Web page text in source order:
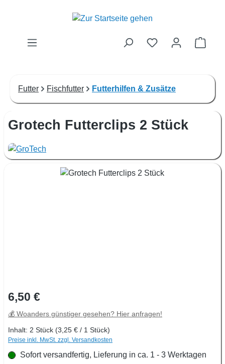
Zum Hauptinhalt springen
Futter Fischfutter Futterhilfen & Zusätze
Grotech Futterclips 2 Stück
Bildergalerie überspringen
Regulärer Preis:
6,50 €
💰 Woanders günstiger gesehen? Hier anfragen!
Inhalt: 2 Stück (3,25 € / 1 Stück)
Preise inkl. MwSt. zzgl. Versandkosten
Sofort versandfertig, Lieferung in ca. 1 - 3 Werktagen